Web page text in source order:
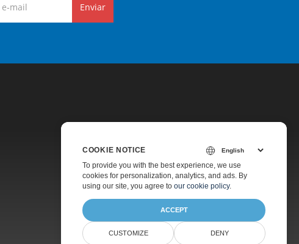
Enviar
Preços
Suporte Pago
Sobre
COOKIE NOTICE
To provide you with the best experience, we use
cookies for personalization, analytics, and ads. By
using our site, you agree to our cookie policy.
ACCEPT
CUSTOMIZE DENY